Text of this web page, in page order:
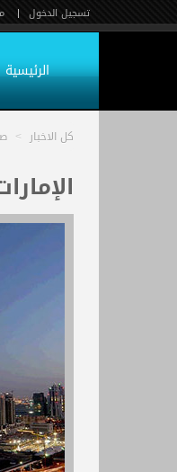
تسجيل الدخول |
الرئيسية
كل الاخبار >